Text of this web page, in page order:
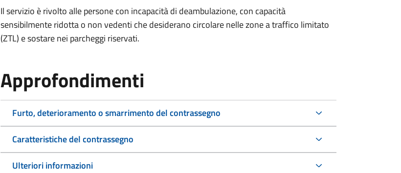
Il servizio è rivolto alle persone con incapacità di deambulazione, con capacità
sensibilmente ridotta o non vedenti che desiderano circolare nelle zone a traffico limitato
(ZTL) e sostare nei parcheggi riservati.
Approfondimenti
Furto, deterioramento o smarrimento del contrassegno
Caratteristiche del contrassegno
Ulteriori informazioni